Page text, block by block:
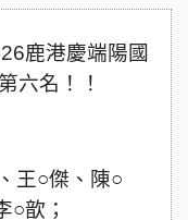
鹿港慶端陽國
六名！！
王○傑、陳○
○歆；